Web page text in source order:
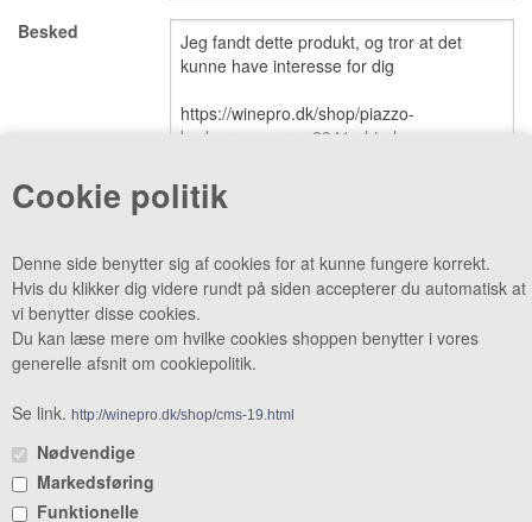
Cookie politik
Denne side benytter sig af cookies for at kunne fungere korrekt.
Hvis du klikker dig videre rundt på siden accepterer du automatisk at
vi benytter disse cookies.
Du kan læse mere om hvilke cookies shoppen benytter i vores
generelle afsnit om cookiepolitik.
Se link. http://winepro.dk/shop/cms-19.html
Nødvendige
Markedsføring
Funktionelle
VINE MED AWARDS
NYHEDSBREV SMAGEBAR
TILBUD KONTAKT
Besked
CVR: 38969188 •Lager & smagebar: Danstrupvej 27 F 3480
+45 80 20 20 25•mail@winepro.dk
Åbningstider: Kontor & varelevering 8 - 16 • Smagebaren 14 - 16